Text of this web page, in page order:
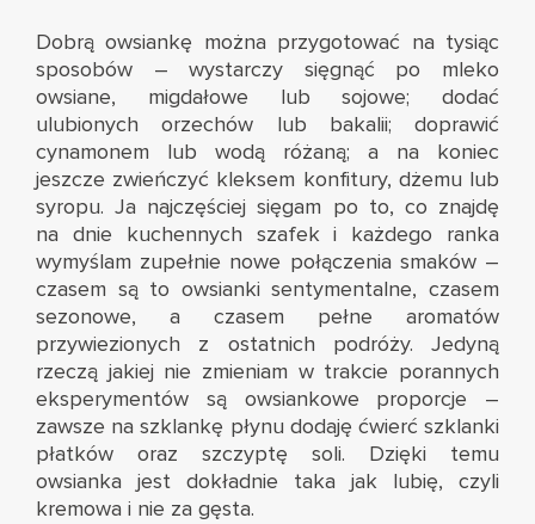
Dobrą owsiankę można przygotować na tysiąc
sposobów – wystarczy sięgnąć po mleko
owsiane, migdałowe lub sojowe; dodać
ulubionych orzechów lub bakalii; doprawić
cynamonem lub wodą różaną; a na koniec
jeszcze zwieńczyć kleksem konfitury, dżemu lub
syropu. Ja najczęściej sięgam po to, co znajdę
na dnie kuchennych szafek i każdego ranka
wymyślam zupełnie nowe połączenia smaków –
czasem są to owsianki sentymentalne, czasem
sezonowe, a czasem pełne aromatów
przywiezionych z ostatnich podróży. Jedyną
rzeczą jakiej nie zmieniam w trakcie porannych
eksperymentów są owsiankowe proporcje –
zawsze na szklankę płynu dodaję ćwierć szklanki
płatków oraz szczyptę soli. Dzięki temu
owsianka jest dokładnie taka jak lubię, czyli
kremowa i nie za gęsta.